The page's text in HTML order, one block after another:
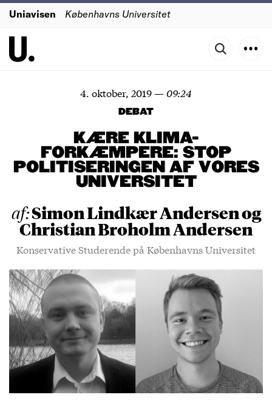
Uniavisen Københavns Universitet
4. oktober, 2019—09:24
DEBAT
KÆRE KLIMA-
FORKÆMPERE: STOP
POLITISERINGEN AF VORES
UNIVERSITET
af:Simon Lindkær Andersen og
Christian Broholm Andersen
Konservative Studerende på Københavns Universitet